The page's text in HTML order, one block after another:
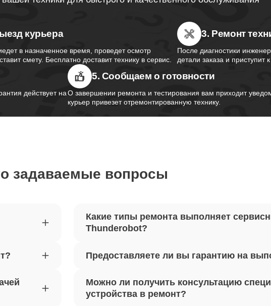
ноутбуков
питания ноутбуков
ноутбуков Thunderobot 90
ноутбуков
90
ноутбуков Thunderobot 100
ноутбуков
80
курьера
в назначенное время, проведет осмотр
смету. Бесплатно доставит технику в сервис.
3. Ремонт
После диагностики
детали заказа и приступит
действует на
5. Сообщаем о готовности
О завершении ремонта и тестирования вам приходит
курьер привезет отремонтированную технику.
задаваемые вопросы
Какие типы ремонта выполняет
Thunderobot?
Предоставляете ли вы гарантию на
Можно ли получить консультацию
устройства в ремонт?